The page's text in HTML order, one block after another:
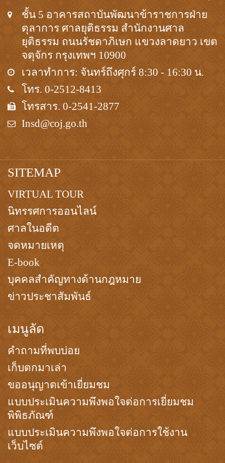
ชั้น 5 อาคารสถาบันพัฒนาข้าราชการฝ่าย
ตุลาการ ศาลยุติธรรม สำนักงานศาล
ยุติธรรม ถนนรัชดาภิเษก แขวงลาดยาว เขต
จตุจักร กรุงเทพฯ 10900
เวลาทำการ: จันทร์ถึงศุกร์ 8:30 - 16:30 น.
โทร. 0-2512-8413
โทรสาร. 0-2541-2877
Insd@coj.go.th
SITEMAP
VIRTUAL TOUR
นิทรรศการออนไลน์
ศาลในอดีต
จดหมายเหตุ
E-book
บุคคลสำคัญทางด้านกฎหมาย
ข่าวประชาสัมพันธ์
เมนูลัด
คำถามที่พบบ่อย
เก็บตกมาเล่า
ขออนุญาตเข้าเยี่ยมชม
แบบประเมินความพึงพอใจต่อการเยี่ยมชม
พิพิธภัณฑ์
แบบประเมินความพึงพอใจต่อการใช้งาน
เว็บไซต์